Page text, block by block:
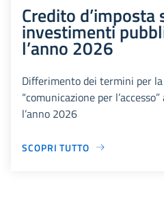
Credito d’imposta
investimenti
l’anno 2026
Differimento dei termini per
“comunicazione per
l’anno 2026
SCOPRI TUTTO